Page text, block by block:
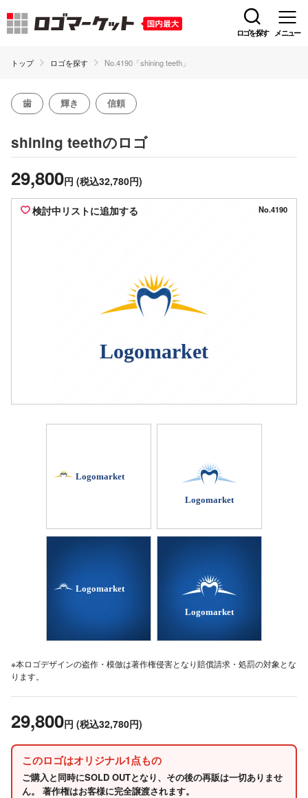
ロゴを探す メニュー
トップ ロゴを探す No.4190「shining teeth」
歯 輝き 信頼
shining teethのロゴ
29,800円 (税込32,780円)
検討中リストに追加する No.4190
Logomarket
Logomarket
Logomarket
Logomarket
Logomarket
※本ロゴデザインの盗作・模倣は著作権侵害となり賠償請求・処罰の対象とな
ります。
29,800円 (税込32,780円)
このロゴはオリジナル1点もの
ご購入と同時にSOLD OUTとなり、その後の再販は一切ありませ
ん。 著作権はお客様に完全譲渡されます。